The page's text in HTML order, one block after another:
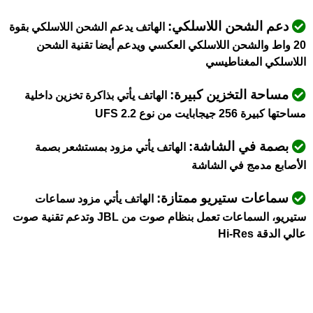
دعم الشحن اللاسلكي: الهاتف يدعم الشحن اللاسلكي بقوة
20 واط والشحن اللاسلكي العكسي ويدعم أيضا تقنية الشحن
اللاسلكي المغناطيسي
مساحة التخزين كبيرة: الهاتف يأتي بذاكرة تخزين داخلية
مساحتها كبيرة 256 جيجابايت من نوع UFS 2.2
بصمة في الشاشة: الهاتف يأتي مزود بمستشعر بصمة
الأصابع مدمج في الشاشة
سماعات ستيريو ممتازة: الهاتف يأتي مزود سماعات
ستيريو،
السماعات تعمل بنظام صوت من JBL وتدعم تقنية صوت
عالي الدقة Hi-Res